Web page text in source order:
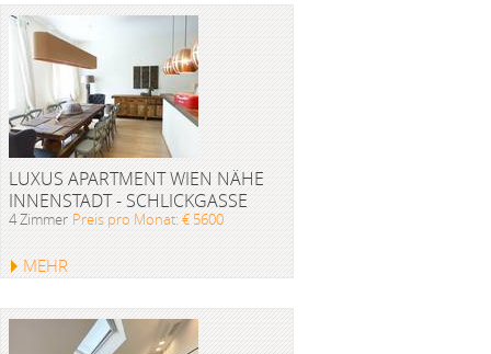
LUXUS APARTMENT WIEN NÄHE
INNENSTADT - SCHLICKGASSE
4 Zimmer Preis pro Monat: € 5600
MEHR